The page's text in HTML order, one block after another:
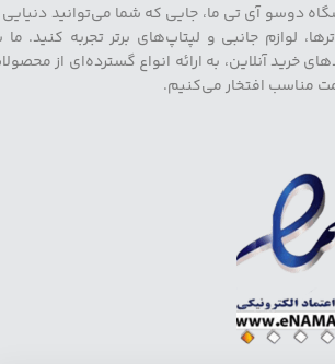
دوسو آی تی ما، جایی که شما می‌توانید دنیایی
لوازم جانبی و لپتاپ‌های برتر تجربه کنید. ما
خرید آنلاین، به ارائه انواع گسترده‌ای از
مناسب افتخار می‌کنیم.